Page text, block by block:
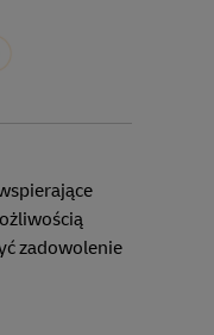
zadowolenie